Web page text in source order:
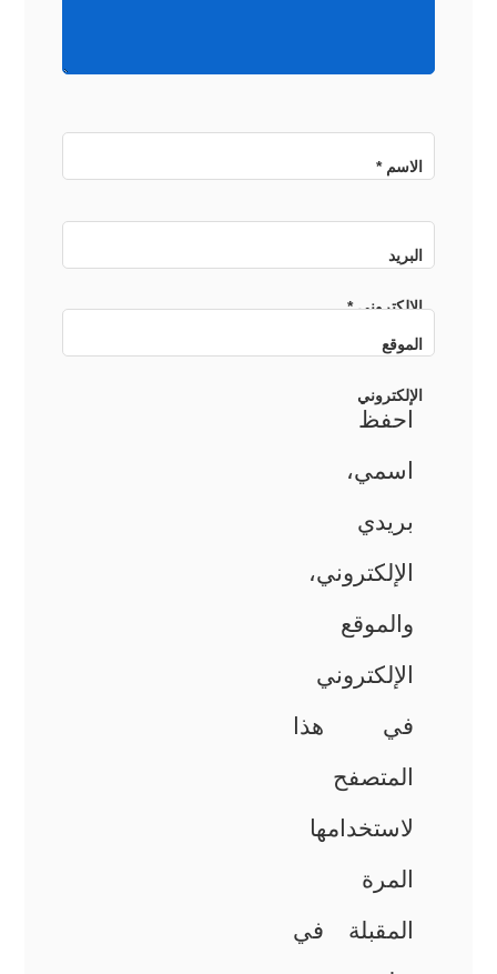
الاسم*
البريد
الإلكتروني*
الموقع
الإلكتروني
احفظ
اسمي،
بريدي
الإلكتروني،
والموقع
الإلكتروني
في هذا
المتصفح
لاستخدامها
المرة
المقبلة في